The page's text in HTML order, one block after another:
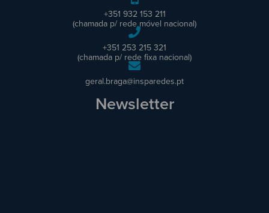
+351 932 153 211
(chamada p/ rede móvel nacional)
+351 253 215 321
(chamada p/ rede fixa nacional)
geral.braga@insparedes.pt
Newsletter